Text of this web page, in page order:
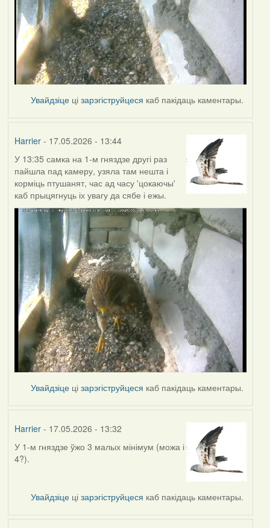
Увайдзіце цізарэгіструйцеся каб пакідаць каментары.
Harrier- 17.05.2026 - 13:44
У 13:35 самка на 1-м гняздзе другі раз
пайшла пад камеру, узяла там нешта і
корміць птушанят, час ад часу 'цокаючы'
каб прыцягнуць іх увагу да сябе і ежы.
Увайдзіце цізарэгіструйцеся каб пакідаць каментары.
Harrier- 17.05.2026 - 13:32
У 1-м гняздзе ўжо 3 малых мінімум (можа і
4?).
Увайдзіце цізарэгіструйцеся каб пакідаць каментары.